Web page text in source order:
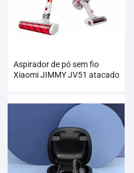
Aspirador de pó sem fio
Xiaomi JIMMY JV51 atacado